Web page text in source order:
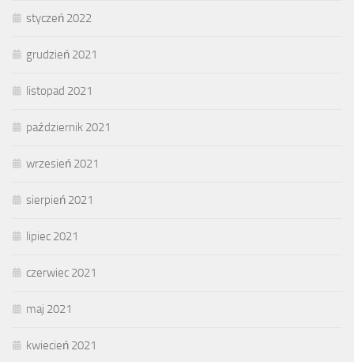
styczeń 2022
grudzień 2021
listopad 2021
październik 2021
wrzesień 2021
sierpień 2021
lipiec 2021
czerwiec 2021
maj 2021
kwiecień 2021